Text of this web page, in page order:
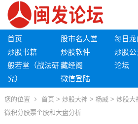
首页 股市名人堂 每日龙
炒股书籍
炒股软件 炒股公
般若堂（战法研
究）
藏经阁 论坛
微信登陆
您的位置 首页 > 炒股大神 > 杨威> 炒股大
微积分股票个股和大盘分析